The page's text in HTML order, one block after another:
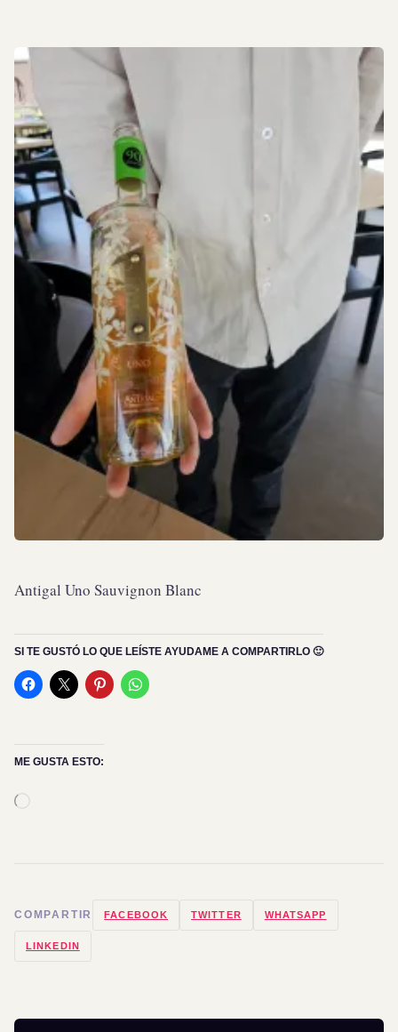
Antigal Uno Sauvignon Blanc
SI TE GUSTÓ LO QUE LEÍSTE AYUDAME A COMPARTIRLO 🙂
ME GUSTA ESTO:
COMPARTIR FACEBOOK TWITTER WHATSAPP
LINKEDIN